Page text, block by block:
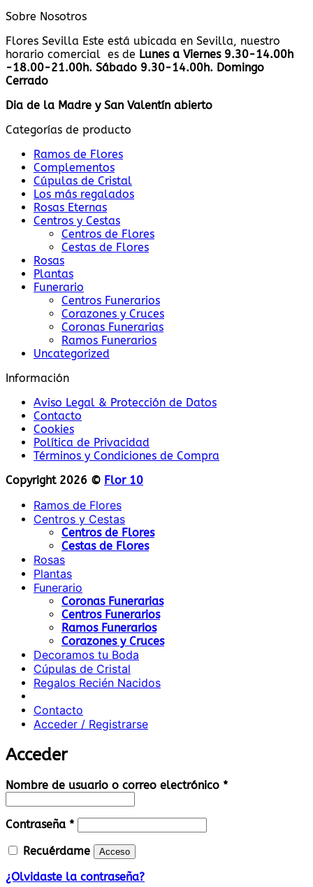
Sobre Nosotros
Flores Sevilla Este está ubicada en Sevilla, nuestro
horario comercial es de Lunes a Viernes 9.30-14.00h
-18.00-21.00h. Sábado 9.30-14.00h. Domingo
Cerrado
Dia de la Madre y San Valentín abierto
Categorías de producto
Ramos de Flores
Complementos
Cúpulas de Cristal
Los más regalados
Rosas Eternas
Centros y Cestas
Centros de Flores
Cestas de Flores
Rosas
Plantas
Funerario
Centros Funerarios
Corazones y Cruces
Coronas Funerarias
Ramos Funerarios
Uncategorized
Información
Aviso Legal & Protección de Datos
Contacto
Cookies
Política de Privacidad
Términos y Condiciones de Compra
Copyright 2026 © Flor 10
Ramos de Flores
Centros y Cestas
Centros de Flores
Cestas de Flores
Rosas
Plantas
Funerario
Coronas Funerarias
Centros Funerarios
Ramos Funerarios
Corazones y Cruces
Decoramos tu Boda
Cúpulas de Cristal
Regalos Recién Nacidos
Contacto
Acceder / Registrarse
Acceder
Nombre de usuario o correo electrónico *Obligatorio
Contraseña *Obligatorio
Recuérdame Acceso
¿Olvidaste la contraseña?